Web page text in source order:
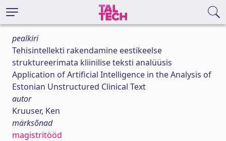
pealkiri
Tehisintellekti rakendamine eestikeelse
struktureerimata kliinilise teksti analüüsis
Application of Artificial Intelligence in the Analysis of
Estonian Unstructured Clinical Text
autor
Kruuser, Ken
märksõnad
magistritööd